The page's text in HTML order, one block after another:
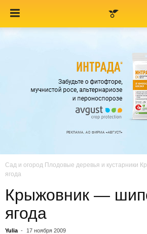
Сад и огород Плодовые деревья и кустарники
ягода
Крыжовник —
ягода
Yulia - 17 ноября 2009